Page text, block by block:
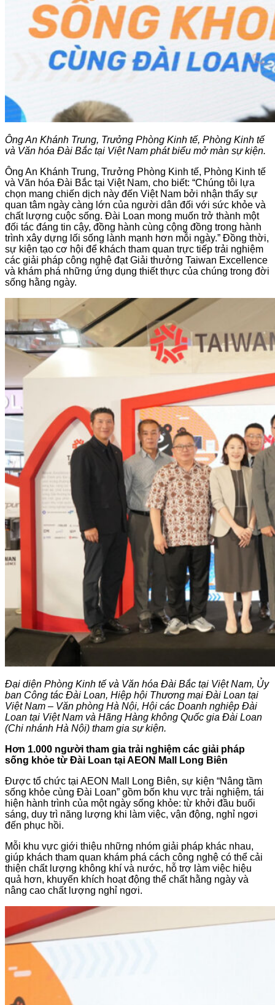
Ông An Khánh Trung, Trưởng Phòng Kinh tế, Phòng Kinh tế
và Văn hóa Đài Bắc tại Việt Nam phát biểu mở màn sự kiện.
Ông An Khánh Trung, Trưởng Phòng Kinh tế, Phòng Kinh tế
và Văn hóa Đài Bắc tại Việt Nam, cho biết: “Chúng tôi lựa
chọn mang chiến dịch này đến Việt Nam bởi nhận thấy sự
quan tâm ngày càng lớn của người dân đối với sức khỏe và
chất lượng cuộc sống. Đài Loan mong muốn trở thành một
đối tác đáng tin cậy, đồng hành cùng cộng đồng trong hành
trình xây dựng lối sống lành mạnh hơn mỗi ngày.” Đồng thời,
sự kiện tạo cơ hội để khách tham quan trực tiếp trải nghiệm
các giải pháp công nghệ đạt Giải thưởng Taiwan Excellence
và khám phá những ứng dụng thiết thực của chúng trong đời
sống hằng ngày.
Đại diện Phòng Kinh tế và Văn hóa Đài Bắc tại Việt Nam, Ủy
ban Công tác Đài Loan, Hiệp hội Thương mại Đài Loan tại
Việt Nam – Văn phòng Hà Nội, Hội các Doanh nghiệp Đài
Loan tại Việt Nam và Hãng Hàng không Quốc gia Đài Loan
(Chi nhánh Hà Nội) tham gia sự kiện.
Hơn 1.000 người tham gia trải nghiệm các giải pháp
sống khỏe từ Đài Loan tại AEON Mall Long Biên
Được tổ chức tại AEON Mall Long Biên, sự kiện “Nâng tầm
sống khỏe cùng Đài Loan” gồm bốn khu vực trải nghiệm, tái
hiện hành trình của một ngày sống khỏe: từ khởi đầu buổi
sáng, duy trì năng lượng khi làm việc, vận động, nghỉ ngơi
đến phục hồi.
Mỗi khu vực giới thiệu những nhóm giải pháp khác nhau,
giúp khách tham quan khám phá cách công nghệ có thể cải
thiện chất lượng không khí và nước, hỗ trợ làm việc hiệu
quả hơn, khuyến khích hoạt động thể chất hằng ngày và
nâng cao chất lượng nghỉ ngơi.